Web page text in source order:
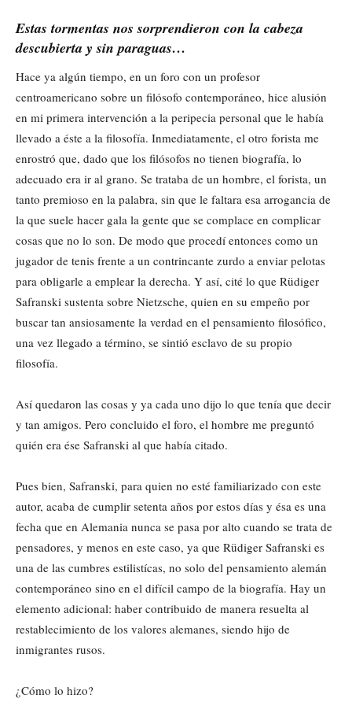
Estas tormentas nos sorprendieron con la cabeza
descubierta y sin paraguas…
Hace ya algún tiempo, en un foro con un profesor
centroamericano sobre un filósofo contemporáneo, hice alusión
en mi primera intervención a la peripecia personal que le había
llevado a éste a la filosofía. Inmediatamente, el otro forista me
enrostró que, dado que los filósofos no tienen biografía, lo
adecuado era ir al grano. Se trataba de un hombre, el forista, un
tanto premioso en la palabra, sin que le faltara esa arrogancia de
la que suele hacer gala la gente que se complace en complicar
cosas que no lo son. De modo que procedí entonces como un
jugador de tenis frente a un contrincante zurdo a enviar pelotas
para obligarle a emplear la derecha. Y así, cité lo que Rüdiger
Safranski sustenta sobre Nietzsche, quien en su empeño por
buscar tan ansiosamente la verdad en el pensamiento filosófico,
una vez llegado a término, se sintió esclavo de su propio
filosofía.
Así quedaron las cosas y ya cada uno dijo lo que tenía que decir
y tan amigos. Pero concluido el foro, el hombre me preguntó
quién era ése Safranski al que había citado.
Pues bien, Safranski, para quien no esté familiarizado con este
autor, acaba de cumplir setenta años por estos días y ésa es una
fecha que en Alemania nunca se pasa por alto cuando se trata de
pensadores, y menos en este caso, ya que Rüdiger Safranski es
una de las cumbres estilistícas, no solo del pensamiento alemán
contemporáneo sino en el difícil campo de la biografía. Hay un
elemento adicional: haber contribuido de manera resuelta al
restablecimiento de los valores alemanes, siendo hijo de
inmigrantes rusos.
¿Cómo lo hizo?